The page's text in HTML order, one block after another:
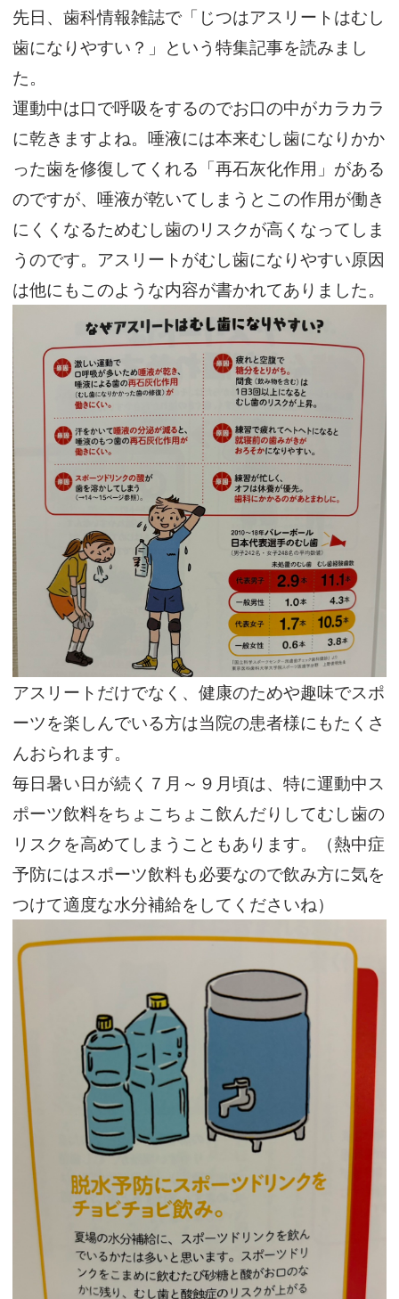
先日、歯科情報雑誌で「じつはアスリートはむし
歯になりやすい？」という特集記事を読みまし
た。
運動中は口で呼吸をするのでお口の中がカラカラ
に乾きますよね。唾液には本来むし歯になりかか
った歯を修復してくれる「再石灰化作用」がある
のですが、唾液が乾いてしまうとこの作用が働き
にくくなるためむし歯のリスクが高くなってしま
うのです。アスリートがむし歯になりやすい原因
は他にもこのような内容が書かれてありました。
アスリートだけでなく、健康のためや趣味でスポ
ーツを楽しんでいる方は当院の患者様にもたくさ
んおられます。
毎日暑い日が続く７月～９月頃は、特に運動中ス
ポーツ飲料をちょこちょこ飲んだりしてむし歯の
リスクを高めてしまうこともあります。（熱中症
予防にはスポーツ飲料も必要なので飲み方に気を
つけて適度な水分補給をしてくださいね）